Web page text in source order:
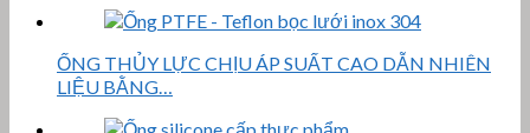
ỐNG THỦY LỰC CHỊU ÁP SUẤT CAO DẪN NHIÊN
LIỆU BẰNG…